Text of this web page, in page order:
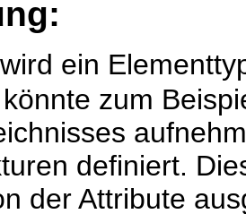
ein
zum
definiert.
der Attribute